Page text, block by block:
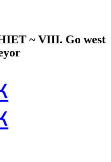
~ VIII. Go west